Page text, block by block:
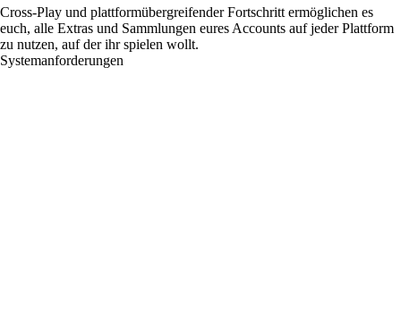
Cross-Play und plattformübergreifender Fortschritt ermöglichen es
euch, alle Extras und Sammlungen eures Accounts auf jeder Plattform
zu nutzen, auf der ihr spielen wollt.
Systemanforderungen